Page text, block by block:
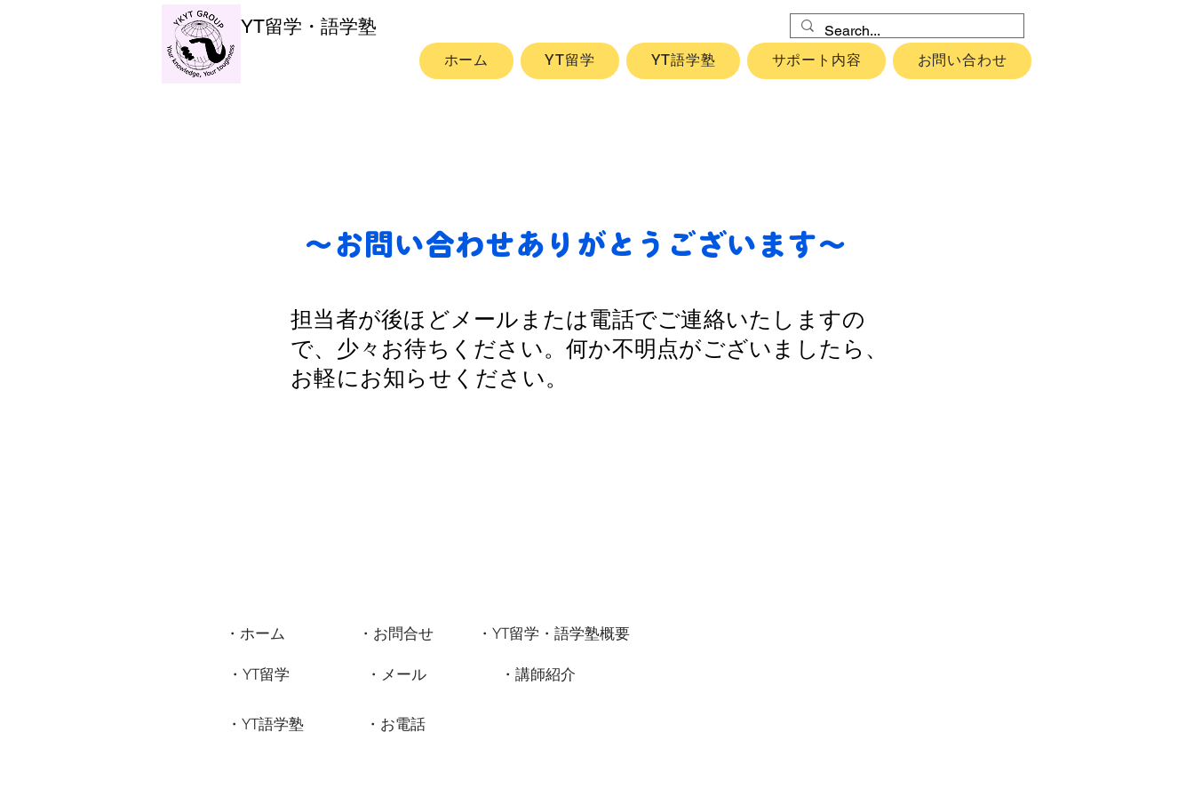
YT留学・語学塾
ホーム YT留学 YT語学塾 サポート内容 お問い合わせ
～お問い合わせありがとうございます～
担当者が後ほどメールまたは電話でご連絡いたしますの
で、少々お待ちください。何か不明点がございましたら、
お軽にお知らせください。
・ホーム
・YT留学
・お問合せ
・メール
・YT留学・語学塾概要
・講師紹介
・YT語学塾 ・お電話